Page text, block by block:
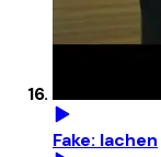
Fake: lachen